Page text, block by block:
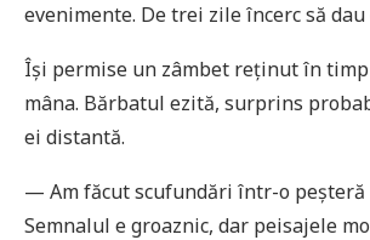
evenimente. De trei zile încerc să dau
Își permise un zâmbet reținut în
mâna. Bărbatul ezită, surprins
ei distantă.
— Am făcut scufundări într-o peșteră
Semnalul e groaznic, dar peisajele